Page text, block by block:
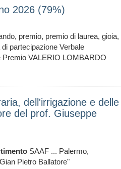
2026 (79%)
premio, premio di laurea, gioia,
partecipazione Verbale
VALERIO LOMBARDO
dell'irrigazione e delle
del prof. Giuseppe
SAAF ... Palermo,
Pietro Ballatore"